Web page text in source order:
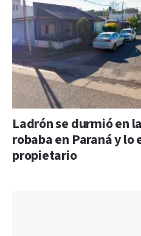
Ladrón se durmió en
robaba en Paraná y lo
propietario